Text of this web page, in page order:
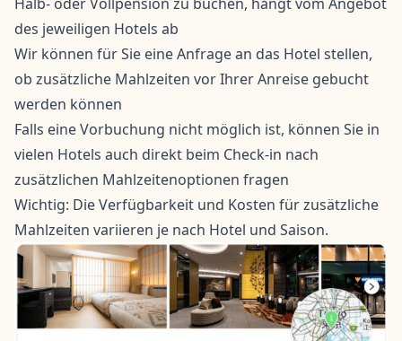
des jeweiligen Hotels ab
Wir können für Sie eine Anfrage an das Hotel stellen,
ob zusätzliche Mahlzeiten vor Ihrer Anreise gebucht
werden können
Falls eine Vorbuchung nicht möglich ist, können Sie in
vielen Hotels auch direkt beim Check-in nach
zusätzlichen Mahlzeitenoptionen fragen
Wichtig: Die Verfügbarkeit und Kosten für zusätzliche
Mahlzeiten variieren je nach Hotel und Saison.